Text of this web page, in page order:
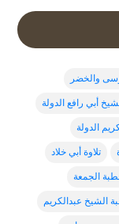
والخضر
أبي رافع الدولة
الدولة
تلاوة أبي خلاد
الجمعة
الشيخ عبدالكريم